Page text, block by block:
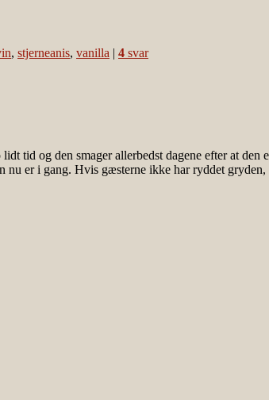
, stjerneanis, vanilla | 4 svar
tid og den smager allerbedst dagene efter at
er i gang. Hvis gæsterne ikke har ryddet gryden,